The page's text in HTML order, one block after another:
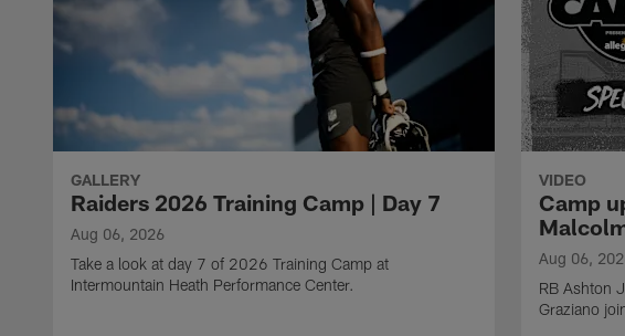
GALLERY
Raiders 2026 Training Camp | Day 7
Aug 06, 2026
Take a look at day 7 of 2026 Training Camp at
Intermountain Heath Performance Center.
VIDEO
Camp
Aug 06,
RB Ashton
Graziano